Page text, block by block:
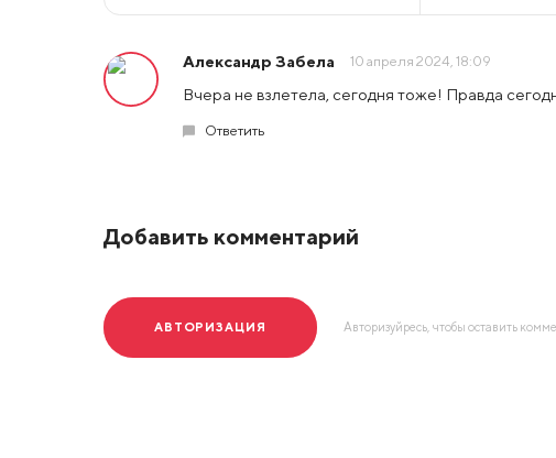
Александр Забела 10 апреля 2024, 18:09
Вчера не взлетела, сегодня тоже! Правда
Ответить
Добавить комментарий
АВТОРИЗАЦИЯ Авторизуйресь, чтобы оставить